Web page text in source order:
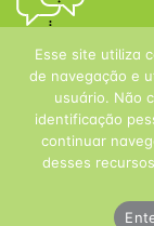
Esse site utiliza
de navegação e
usuário. Não
identificação
continuar
desses